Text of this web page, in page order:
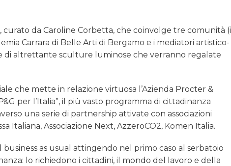
da Caroline Corbetta, che coinvolge tre comunità (i
Carrara di Belle Arti di Bergamo e i mediatori artistico-
di altrettante sculture luminose che verranno regalate
che mette in relazione virtuosa l’Azienda Procter &
per l’Italia”, il più vasto programma di cittadinanza
una serie di partnership attivate con associazioni
Italiana, Associazione Next, AzzeroCO2, Komen Italia.
as usual attingendo nel primo caso al serbatoio
lo richiedono i cittadini, il mondo del lavoro e della